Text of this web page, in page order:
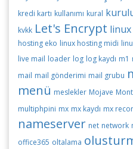
kredi kartı kullanımı kural
kvkk Let's Encrypt linux
hosting eko linux hosting midi
live mail loader log log kaydı m1
mail mail gönderimi mail grubu
menü meslekler Mojave
multiphpini mx mx kaydı mx
nameserver net network
office365 oltalama